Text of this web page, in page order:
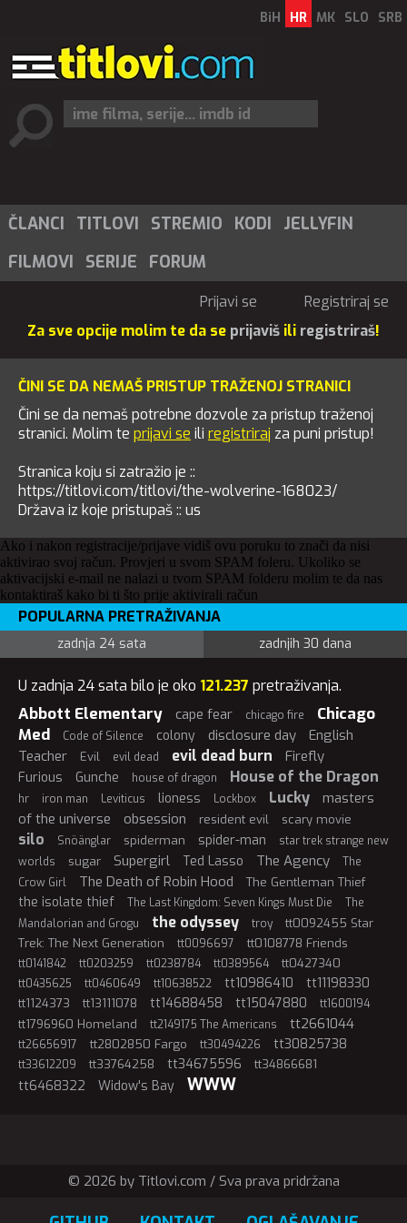
BiH HR MK SLO SRB
ČLANCI TITLOVI STREMIO KODI
JELLYFIN
FILMOVI
SERIJE FORUM
Prijavi se
Registriraj se
Za sve opcije molim te da se prijaviš ili registriraš!
ČINI SE DA NEMAŠ PRISTUP TRAŽENOJ STRANICI
Čini se da nemaš potrebne dozvole za pristup traženoj
stranici. Molim te prijavi se ili registriraj za puni pristup!
Stranica koju si zatražio je ::
https://titlovi.com/titlovi/the-wolverine-168023/
Država iz koje pristupaš :: us
Ako i nakon registracije/prijave vidiš ovu poruku to znači da nisi
aktivirao svoj račun. Provjeri u svom SPAM foleru. Ukoliko se
aktivacijski e-mail ne nalazi u tvom SPAM folderu molim te da nas
kontaktiraš kako bi ti što prije aktivirali račun
POPULARNA PRETRAŽIVANJA
zadnja 24 sata zadnjih 30 dana
U zadnja 24 sata bilo je oko 121.237 pretraživanja.
Abbott Elementary cape fear chicago fire
Chicago
Med
Code of Silence colony disclosure day
English
Teacher
Evil evil dead evil dead burn Firefly
Furious Gunche house of dragon House of the Dragon
hr iron man Leviticus lioness Lockbox Lucky
masters
of the universe
obsession resident evil scary movie
silo Snöänglar spiderman spider-man
star trek strange new
worlds
sugar Supergirl Ted Lasso The Agency
The
Crow Girl
The Death of Robin Hood The Gentleman Thief
the isolate thief The Last Kingdom: Seven Kings Must Die
The
Mandalorian and Grogu
the odyssey troy
tt0092455 Star
Trek: The Next Generation
tt0096697 tt0108778 Friends
tt0141842 tt0203259 tt0238784 tt0389564 tt0427340
tt0435625 tt0460649 tt10638522 tt10986410 tt11198330
tt1124373 tt13111078 tt14688458 tt15047880 tt1600194
tt1796960 Homeland tt2149175 The Americans tt2661044
tt26656917 tt2802850 Fargo tt30494226 tt30825738
tt33612209 tt33764258 tt34675596 tt34866681
tt6468322 Widow's Bay WWW
© 2026 by Titlovi.com / Sva prava pridržana